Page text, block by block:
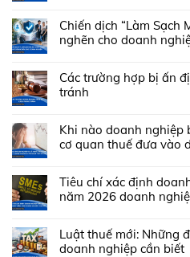
Chiến dịch “Làm Sạch
nghẽn cho doanh
Các trường hợp bị ấn
tránh
Khi nào doanh nghiệp
cơ quan thuế đưa vào
Tiêu chí xác định
năm 2026 doanh
Luật thuế mới: Những
doanh nghiệp cần biết